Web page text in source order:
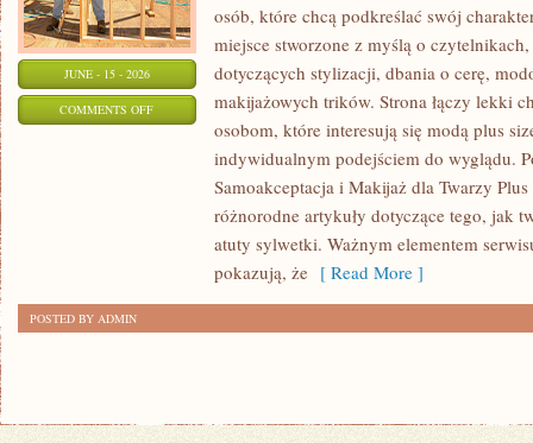
JUNE - 15 - 2026
COMMENTS OFFON
osób, które chcą podkreślać swój
miejsce stworzone z myślą o
dotyczących stylizacji, dbania o cerę,
makijażowych trików. Strona łączy lekki
osobom, które interesują się modą plus
indywidualnym podejściem do wyglądu.
Samoakceptacja i Makijaż dla Twarzy
różnorodne artykuły dotyczące tego, jak
atuty sylwetki. Ważnym elementem
pokazują, że [ Read More ]
POSTED BY ADMIN